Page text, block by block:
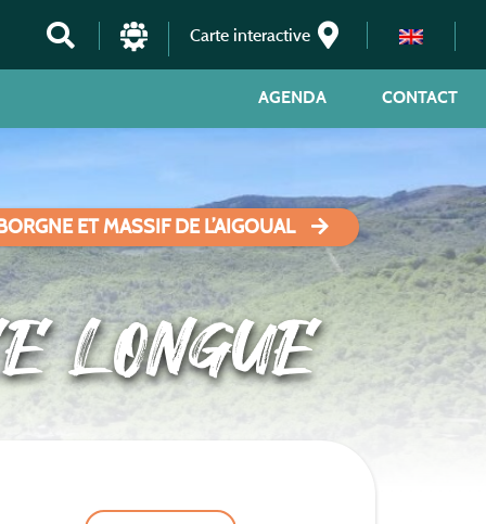
Carte interactive
CONTACT
AGENDA
ET MASSIF DE L’AIGOUAL
LONGUE